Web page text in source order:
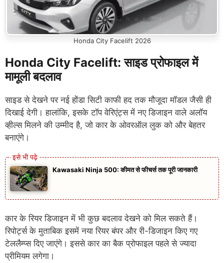
Honda City Facelift 2026
Honda City Facelift: साइड प्रोफाइल में
मामूली बदलाव
साइड से देखने पर नई होंडा सिटी काफी हद तक मौजूदा मॉडल जैसी ही
दिखाई देगी। हालांकि, इसके टॉप वेरिएंट्स में नए डिजाइन वाले अलॉय
व्हील्स मिलने की उम्मीद है, जो कार के ओवरऑल लुक को और बेहतर
बनाएंगे।
Kawasaki Ninja 500: कीमत से फीचर्स तक पूरी जानकारी
कार के रियर डिजाइन में भी कुछ बदलाव देखने को मिल सकते हैं।
रिपोर्ट्स के मुताबिक इसमें नया रियर बंपर और री-डिजाइन किए गए
टेललैम्प्स दिए जाएंगे। इससे कार का बैक प्रोफाइल पहले से ज्यादा
प्रीमियम लगेगा।